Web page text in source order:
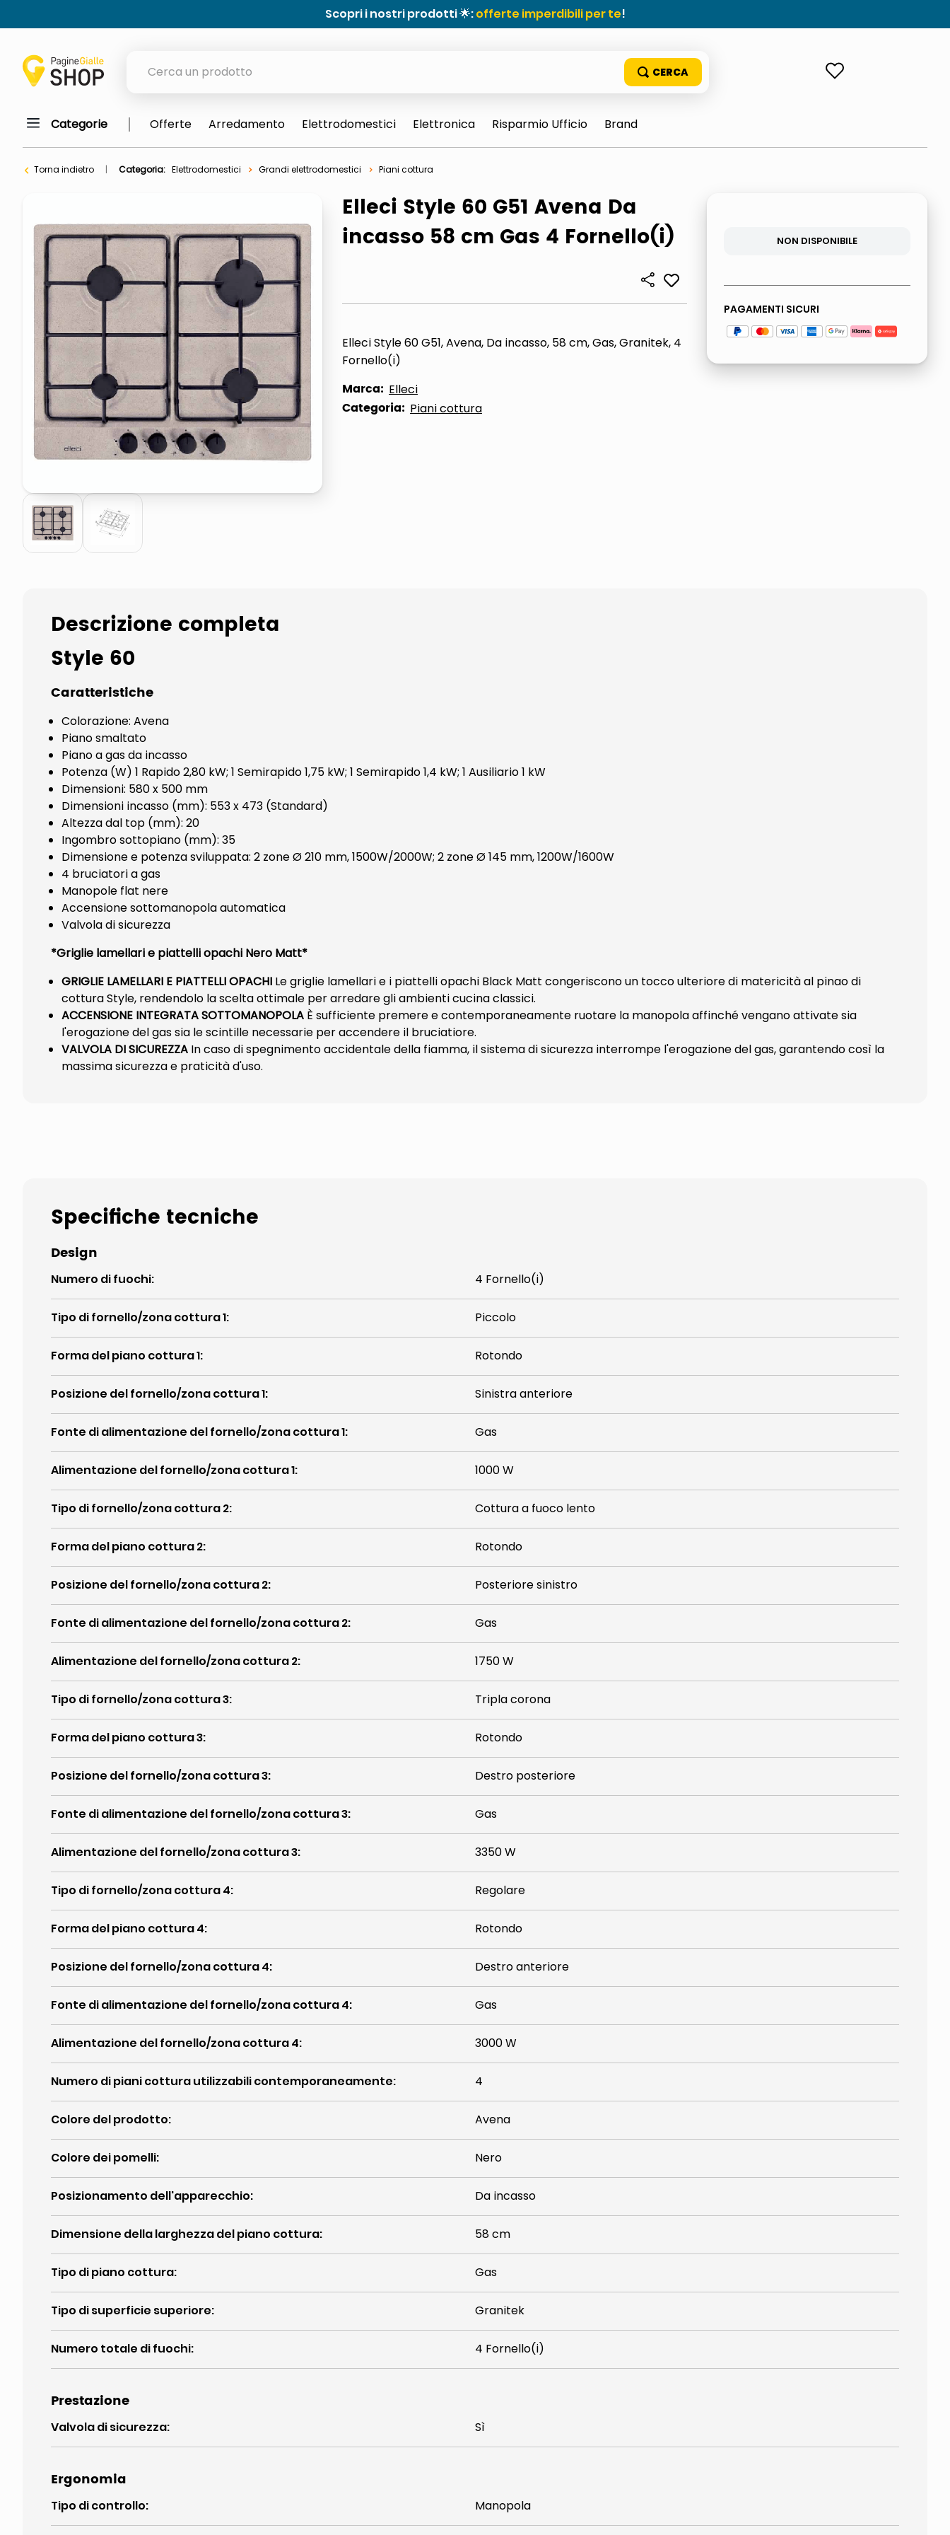
Scopri i nostri prodotti 🌟:offerte imperdibili per te!
orologio parete
elenco
ombrelloni
lucidatrice pavimenti
italia independent occhiali sole 0703 thin rotondo sun
pattumiera raccolta differenziata
elenco telefonico
Categorie Offerte Arredamento Elettrodomestici Elettronica Risparmio Ufficio Brand
Torna indietro Categoria: Elettrodomestici Grandi elettrodomestici Piani cottura
Elleci Style 60 G51 Avena Da
incasso 58 cm Gas 4 Fornello(i)
Elleci Style 60 G51, Avena, Da incasso, 58 cm, Gas, Granitek, 4
Fornello(i)
Marca: Elleci
Categoria: Piani cottura
NON DISPONIBILE
PAGAMENTI SICURI
Descrizione completa
Style 60
Caratteristiche
Colorazione: Avena
Piano smaltato
Piano a gas da incasso
Potenza (W) 1 Rapido 2,80 kW; 1 Semirapido 1,75 kW; 1 Semirapido 1,4 kW; 1 Ausiliario 1 kW
Dimensioni: 580 x 500 mm
Dimensioni incasso (mm): 553 x 473 (Standard)
Altezza dal top (mm): 20
Ingombro sottopiano (mm): 35
Dimensione e potenza sviluppata: 2 zone Ø 210 mm, 1500W/2000W; 2 zone Ø 145 mm, 1200W/1600W
4 bruciatori a gas
Manopole flat nere
Accensione sottomanopola automatica
Valvola di sicurezza
*Griglie lamellari e piattelli opachi Nero Matt*
GRIGLIE LAMELLARI E PIATTELLI OPACHI Le griglie lamellari e i piattelli opachi Black Matt congeriscono un tocco ulteriore di matericità al pinao di
cottura Style, rendendolo la scelta ottimale per arredare gli ambienti cucina classici.
ACCENSIONE INTEGRATA SOTTOMANOPOLA È sufficiente premere e contemporaneamente ruotare la manopola affinché vengano attivate sia
l'erogazione del gas sia le scintille necessarie per accendere il bruciatiore.
VALVOLA DI SICUREZZA In caso di spegnimento accidentale della fiamma, il sistema di sicurezza interrompe l'erogazione del gas, garantendo così la
massima sicurezza e praticità d'uso.
Specifiche tecniche
Design
Numero di fuochi: 4 Fornello(i)
Tipo di fornello/zona cottura 1: Piccolo
Forma del piano cottura 1: Rotondo
Posizione del fornello/zona cottura 1: Sinistra anteriore
Fonte di alimentazione del fornello/zona cottura 1: Gas
Alimentazione del fornello/zona cottura 1: 1000 W
Tipo di fornello/zona cottura 2: Cottura a fuoco lento
Forma del piano cottura 2: Rotondo
Posizione del fornello/zona cottura 2: Posteriore sinistro
Fonte di alimentazione del fornello/zona cottura 2: Gas
Alimentazione del fornello/zona cottura 2: 1750 W
Tipo di fornello/zona cottura 3: Tripla corona
Forma del piano cottura 3: Rotondo
Posizione del fornello/zona cottura 3: Destro posteriore
Fonte di alimentazione del fornello/zona cottura 3: Gas
Alimentazione del fornello/zona cottura 3: 3350 W
Tipo di fornello/zona cottura 4: Regolare
Forma del piano cottura 4: Rotondo
Posizione del fornello/zona cottura 4: Destro anteriore
Fonte di alimentazione del fornello/zona cottura 4: Gas
Alimentazione del fornello/zona cottura 4: 3000 W
Numero di piani cottura utilizzabili contemporaneamente: 4
Colore del prodotto: Avena
Colore dei pomelli: Nero
Posizionamento dell'apparecchio: Da incasso
Dimensione della larghezza del piano cottura: 58 cm
Tipo di piano cottura: Gas
Tipo di superficie superiore: Granitek
Numero totale di fuochi: 4 Fornello(i)
Prestazione
Valvola di sicurezza: Sì
Ergonomia
Tipo di controllo: Manopola